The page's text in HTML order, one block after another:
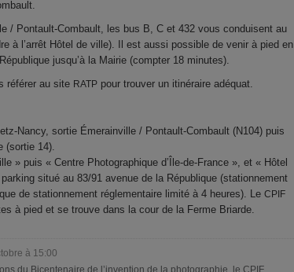
/ Pontault-Combault, les bus B, C et 432 vous conduisent au
à l’arrêt Hôtel de ville). Il est aussi possible de venir à pied en
jusqu’à la Mairie (compter 18 minutes).
référer au site RATP pour trouver un itinéraire adéquat.
Nancy, sortie Émerainville / Pontault-Combault (N104) puis
(sortie 14).
» puis « Centre Photographique d’Île-de-France », et « Hôtel
situé au 83/91 avenue de la République (stationnement
de stationnement réglementaire limité à 4 heures). Le CPIF
à pied et se trouve dans la cour de la Ferme Briarde.
à 15:00
du Bicentenaire de l’invention de la photographie, le CPIF